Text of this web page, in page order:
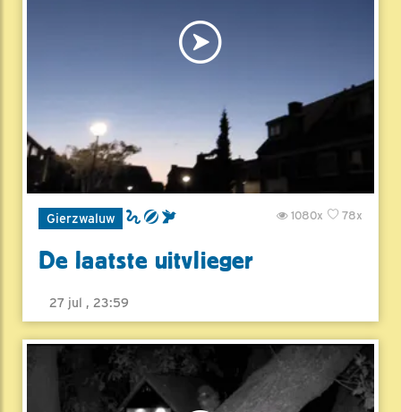
Gierzwaluw 78x
1080x
De laatste uitvlieger
27 jul , 23:59